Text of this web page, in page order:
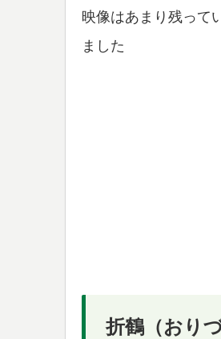
映像はあまり残って
ました
折鶴（おり